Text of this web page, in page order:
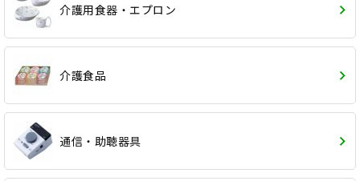
介護用食器・エプロン
介護食品
通信・助聴器具